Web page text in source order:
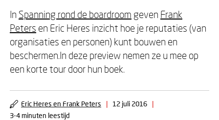
In Spanning rond de boardroom geven Frank
Peters en Eric Heres inzicht hoe je reputaties (van
organisaties en personen) kunt bouwen en
beschermen.In deze preview nemen ze u mee op
een korte tour door hun boek.
Eric Heres en Frank Peters | 12 juli 2016
|
3-4 minuten leestijd